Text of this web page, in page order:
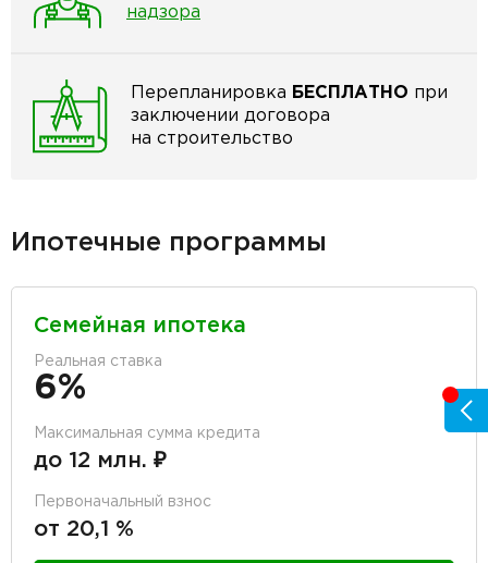
надзора
Перепланировка БЕСПЛАТНО при
заключении договора
на строительство
Ипотечные программы
Семейная ипотека
Реальная ставка
6%
Максимальная сумма кредита
до 12 млн. ₽
Первоначальный взнос
от 20,1 %